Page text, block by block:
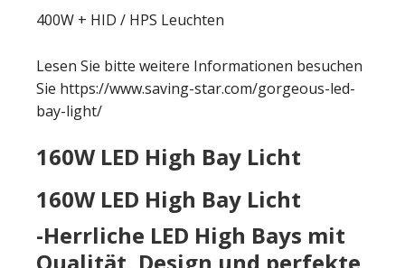
400W + HID / HPS Leuchten
Lesen Sie bitte weitere Informationen besuchen
Sie https://www.saving-star.com/gorgeous-led-
bay-light/
160W LED High Bay Licht
160W LED High Bay Licht
-Herrliche LED High Bays mit